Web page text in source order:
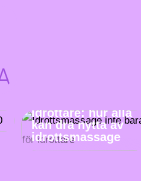
idrottare: hur alla
kan dra nytta av
idrottsmassage